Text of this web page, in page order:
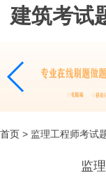
建筑考试
首页 > 监理工程师考试
监